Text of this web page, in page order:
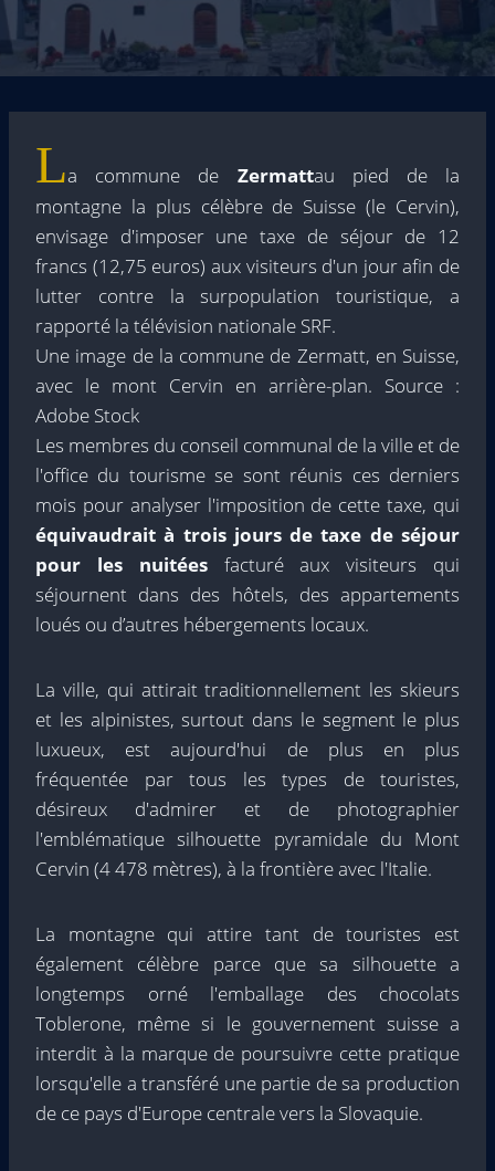
La commune de Zermattau pied de la
montagne la plus célèbre de Suisse (le Cervin),
envisage d'imposer une taxe de séjour de 12
francs (12,75 euros) aux visiteurs d'un jour afin de
lutter contre la surpopulation touristique, a
rapporté la télévision nationale SRF.
Une image de la commune de Zermatt, en Suisse,
avec le mont Cervin en arrière-plan. Source :
Adobe Stock
Les membres du conseil communal de la ville et de
l'office du tourisme se sont réunis ces derniers
mois pour analyser l'imposition de cette taxe, qui
équivaudrait à trois jours de taxe de séjour
pour les nuitéesfacturé aux visiteurs qui
séjournent dans des hôtels, des appartements
loués ou d’autres hébergements locaux.
La ville, qui attirait traditionnellement les skieurs
et les alpinistes, surtout dans le segment le plus
luxueux, est aujourd'hui de plus en plus
fréquentée par tous les types de touristes,
désireux d'admirer et de photographier
l'emblématique silhouette pyramidale du Mont
Cervin (4 478 mètres), à la frontière avec l'Italie.
La montagne qui attire tant de touristes est
également célèbre parce que sa silhouette a
longtemps orné l'emballage des chocolats
Toblerone, même si le gouvernement suisse a
interdit à la marque de poursuivre cette pratique
lorsqu'elle a transféré une partie de sa production
de ce pays d'Europe centrale vers la Slovaquie.